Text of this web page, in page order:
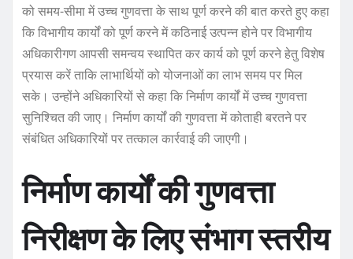
को समय-सीमा में उच्च गुणवत्ता के साथ पूर्ण करने की बात करते हुए कहा
कि विभागीय कार्यों को पूर्ण करने में कठिनाई उत्पन्न होने पर विभागीय
अधिकारीगण आपसी समन्वय स्थापित कर कार्य को पूर्ण करने हेतु विशेष
प्रयास करें ताकि लाभार्थियों को योजनाओं का लाभ समय पर मिल
सके। उन्होंने अधिकारियों से कहा कि निर्माण कार्यों में उच्च गुणवत्ता
सुनिश्चित की जाए। निर्माण कार्यों की गुणवत्ता में कोताही बरतने पर
संबंधित अधिकारियों पर तत्काल कार्रवाई की जाएगी।
निर्माण कार्यों की गुणवत्ता
निरीक्षण के लिए संभाग स्तरीय